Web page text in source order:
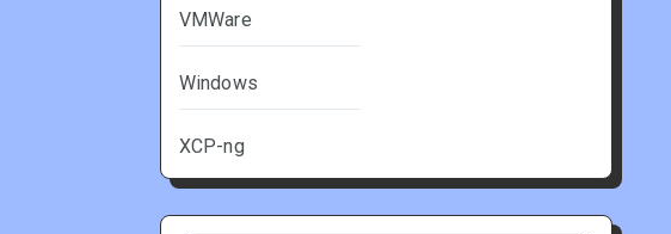
VMWare
Windows
XCP-ng